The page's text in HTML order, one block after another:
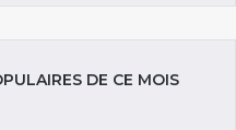
DE CE MOIS